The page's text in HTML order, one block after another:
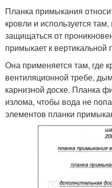
Планка примыкания
кровли и используется
защищаться от
примыкает к вертикальной
Она применяется там, где
вентиляционной требе,
карнизной доске. Планка
излома, чтобы вода не
элементов планки